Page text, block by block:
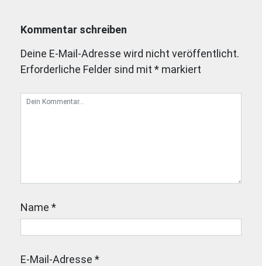
Kommentar schreiben
Deine E-Mail-Adresse wird nicht veröffentlicht.
Erforderliche Felder sind mit * markiert
Name *
E-Mail-Adresse *